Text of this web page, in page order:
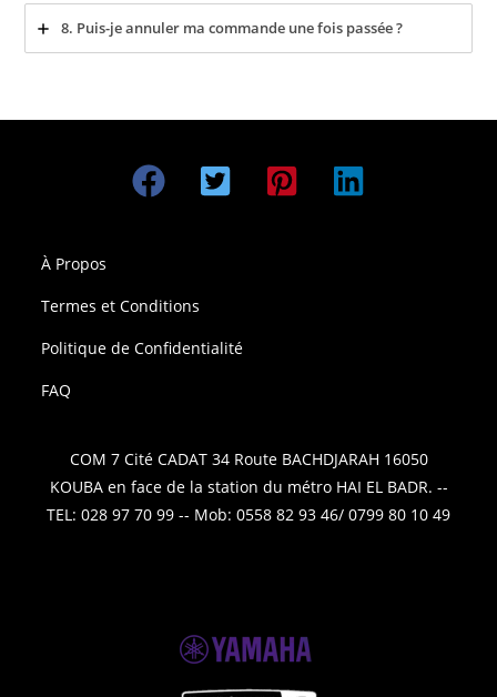
8. Puis-je annuler ma commande une fois passée ?
À Propos
Termes et Conditions
Politique de Confidentialité
FAQ
COM 7 Cité CADAT 34 Route BACHDJARAH 16050
KOUBA en face de la station du métro HAI EL BADR. --
TEL: 028 97 70 99 -- Mob: 0558 82 93 46/ 0799 80 10 49